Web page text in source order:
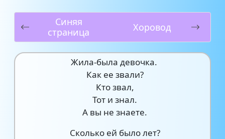
Синяя
страница
Хоровод
Жила-была девочка.
Как ее звали?
Кто звал,
Тот и знал.
А вы не знаете.
Сколько ей было лет?